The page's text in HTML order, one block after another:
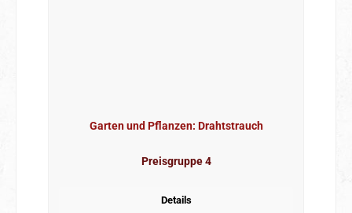
Garten und Pflanzen: Drahtstrauch
Preisgruppe 4
Details